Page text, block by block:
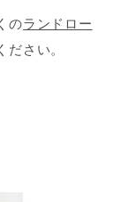
のランドロー
ださい。